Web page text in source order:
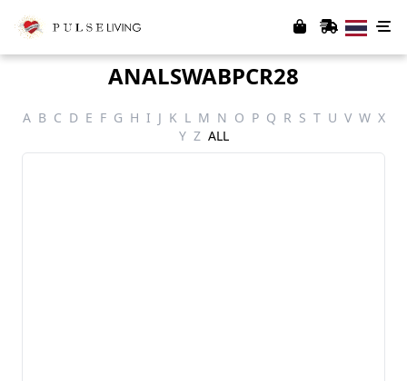
ANALSWABPCR28
A B C D E F G H I J K L M N O P Q R S T U V W X
Y Z ALL